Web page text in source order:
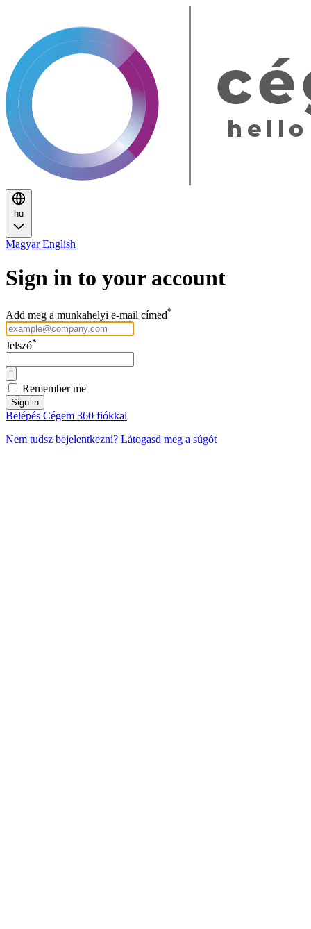
hu
MagyarEnglish
Sign in to your account
Add meg a munkahelyi e-mail címed*
Jelszó*
Remember me
Sign in
Belépés Cégem 360 fiókkal
Nem tudsz bejelentkezni? Látogasd meg a súgót